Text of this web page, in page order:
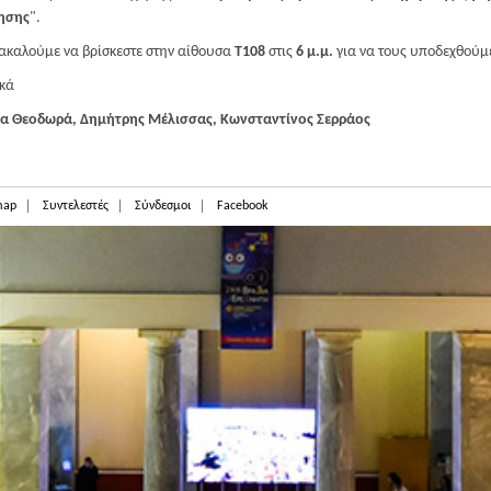
".
να βρίσκεστε στην αίθουσα Τ108 στις 6 μ.μ. για να τους
Θεοδωρά, Δημήτρης Μέλισσας, Κωνσταντίνος Σερράος
Συντελεστές Σύνδεσμοι Facebook